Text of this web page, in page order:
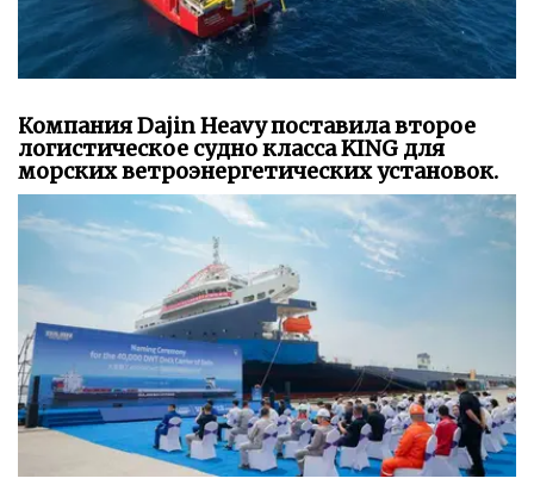
Компания Dajin Heavy поставила второе
логистическое судно класса KING для
морских ветроэнергетических установок.